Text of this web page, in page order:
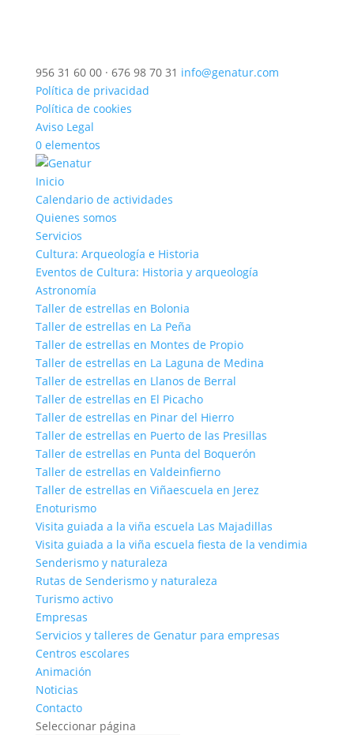
956 31 60 00 · 676 98 70 31 info@genatur.com
Política de privacidad
Política de cookies
Aviso Legal
0 elementos
Inicio
Calendario de actividades
Quienes somos
Servicios
Cultura: Arqueología e Historia
Eventos de Cultura: Historia y arqueología
Astronomía
Taller de estrellas en Bolonia
Taller de estrellas en La Peña
Taller de estrellas en Montes de Propio
Taller de estrellas en La Laguna de Medina
Taller de estrellas en Llanos de Berral
Taller de estrellas en El Picacho
Taller de estrellas en Pinar del Hierro
Taller de estrellas en Puerto de las Presillas
Taller de estrellas en Punta del Boquerón
Taller de estrellas en Valdeinfierno
Taller de estrellas en Viñaescuela en Jerez
Enoturismo
Visita guiada a la viña escuela Las Majadillas
Visita guiada a la viña escuela fiesta de la vendimia
Senderismo y naturaleza
Rutas de Senderismo y naturaleza
Turismo activo
Empresas
Servicios y talleres de Genatur para empresas
Centros escolares
Animación
Noticias
Contacto
Seleccionar página